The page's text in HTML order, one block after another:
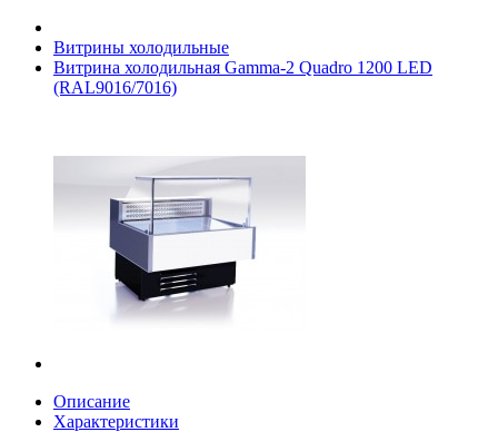
Витрины холодильные
Витрина холодильная Gamma-2 Quadro 1200 LED
(RAL9016/7016)
Описание
Характеристики